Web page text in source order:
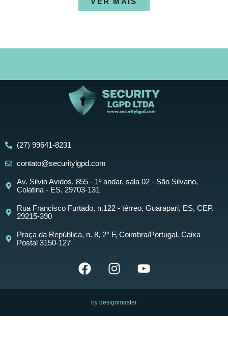
(27) 99641-8231
contato@securitylgpd.com
Av. Silvio Avidos, 855 - 1º andar, sala 02 - São Silvano,
Colatina - ES, 29703-131
Rua Francisco Furtado, n.122 - térreo, Guarapari, ES, CEP.
29215-390
Praça da República, n. 8, 2° F, Coimbra/Portugal. Caixa
Postal 3150-127
by designmaster